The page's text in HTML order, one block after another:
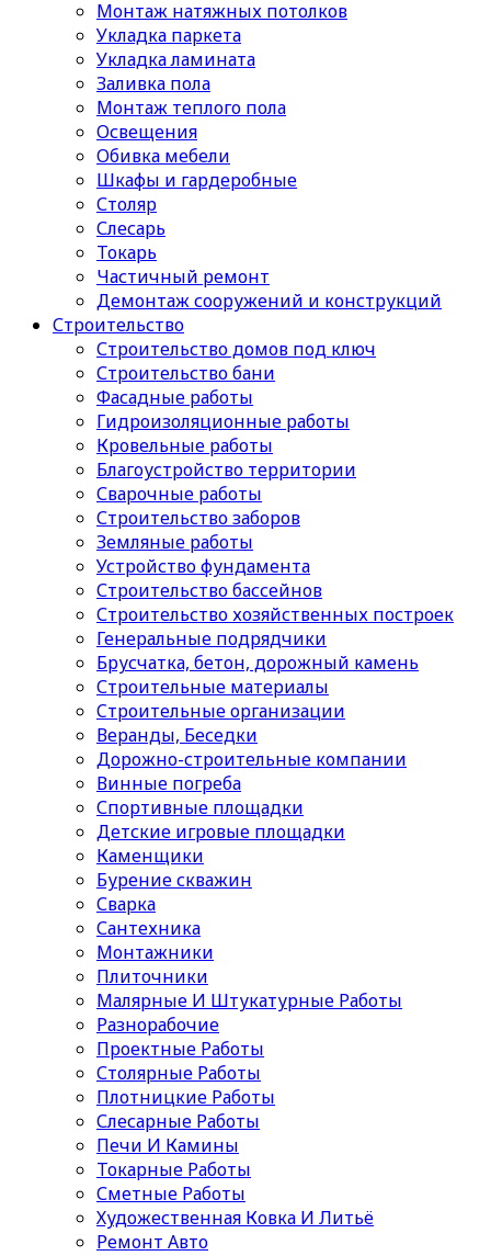
Монтаж натяжных потолков
Укладка паркета
Укладка ламината
Заливка пола
Монтаж теплого пола
Освещения
Обивка мебели
Шкафы и гардеробные
Столяр
Слесарь
Токарь
Частичный ремонт
Демонтаж сооружений и конструкций
Строительство
Строительство домов под ключ
Строительство бани
Фасадные работы
Гидроизоляционные работы
Кровельные работы
Благоустройство территории
Сварочные работы
Строительство заборов
Земляные работы
Устройство фундамента
Строительство бассейнов
Строительство хозяйственных построек
Генеральные подрядчики
Брусчатка, бетон, дорожный камень
Строительные материалы
Cтроительные организации
Веранды, Беседки
Дорожно-строительные компании
Винные погреба
Спортивные площадки
Детские игровые площадки
Каменщики
Бурение скважин
Сварка
Сантехника
Монтажники
Плиточники
Малярные И Штукатурные Работы
Разнорабочие
Проектные Работы
Столярные Работы
Плотницкие Работы
Слесарные Работы
Печи И Камины
Токарные Работы
Сметные Работы
Художественная Ковка И Литьё
Ремонт Авто